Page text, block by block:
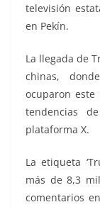
televisión
en Pekín.
La llegada de
chinas,
ocuparon
tendencias
plataforma X.
La etiqueta
más de 8,3
comentarios